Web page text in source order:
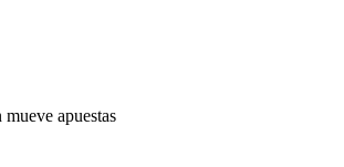
apuestas